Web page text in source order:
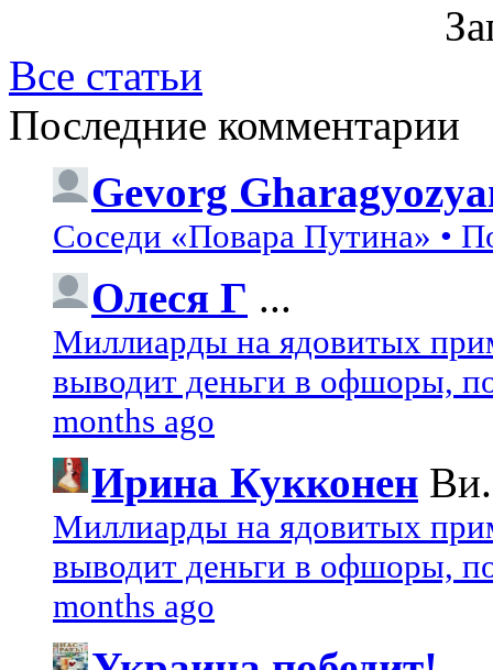
Все статьи
Последние комментарии
Gevorg
Соседи «Повара Путина» •
Олеся Г ...
Миллиарды на ядовитых
выводит деньги в офшоры,
months ago
Ирина Кукконен
Миллиарды на ядовитых
выводит деньги в офшоры,
months ago